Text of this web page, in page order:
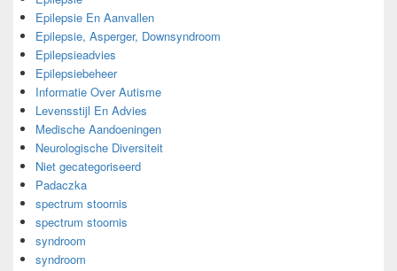
Epilepsie En Aanvallen
Epilepsie, Asperger, Downsyndroom
Epilepsieadvies
Epilepsiebeheer
Informatie Over Autisme
Levensstijl En Advies
Medische Aandoeningen
Neurologische Diversiteit
Niet gecategoriseerd
Padaczka
spectrum stoornis
spectrum stoornis
syndroom
syndroom